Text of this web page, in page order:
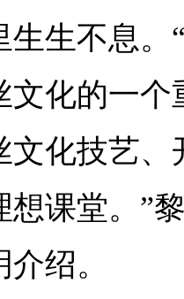
生生不息。
文化的一
文化技艺
想课堂。”
绍。